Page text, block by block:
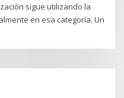
sigue utilizando la
en esa categoría. Un